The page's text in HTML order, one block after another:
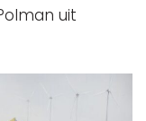
uit